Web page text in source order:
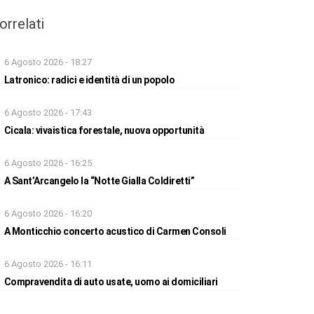
6 Agosto 2026 - 18:27
Latronico: radici e identità di un popolo
6 Agosto 2026 - 17:43
Cicala: vivaistica forestale, nuova opportunità
6 Agosto 2026 - 16:25
A Sant’Arcangelo la “Notte Gialla Coldiretti”
6 Agosto 2026 - 16:20
A Monticchio concerto acustico di Carmen Consoli
6 Agosto 2026 - 16:11
Compravendita di auto usate, uomo ai domiciliari